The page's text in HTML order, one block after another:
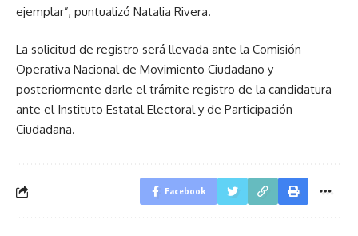
ejemplar”, puntualizó Natalia Rivera.
La solicitud de registro será llevada ante la Comisión
Operativa Nacional de Movimiento Ciudadano y
posteriormente darle el trámite registro de la candidatura
ante el Instituto Estatal Electoral y de Participación
Ciudadana.
Facebook